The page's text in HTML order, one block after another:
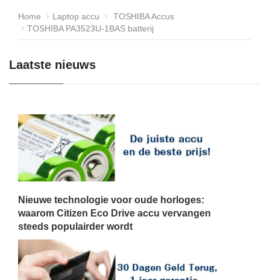
Home Laptop accu
TOSHIBA Accus
TOSHIBA PA3523U-1BAS batterij
Laatste nieuws
Nieuwe technologie voor oude horloges:
waarom Citizen Eco Drive accu vervangen
steeds populairder wordt